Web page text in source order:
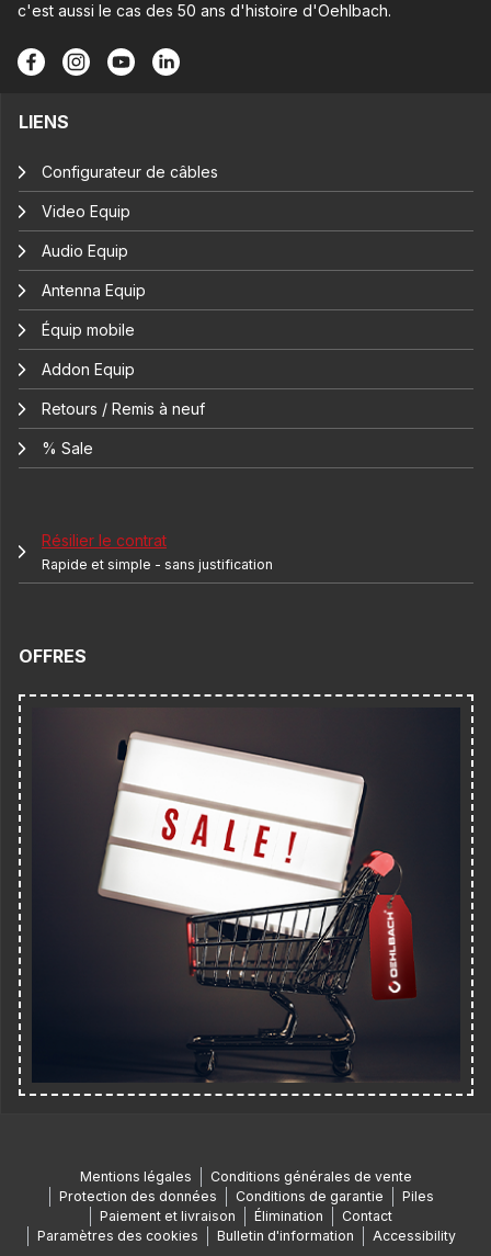
c'est aussi le cas des 50 ans d'histoire d'Oehlbach.
LIENS
Configurateur de câbles
Video Equip
Audio Equip
Antenna Equip
Équip mobile
Addon Equip
Retours / Remis à neuf
% Sale
Résilier le contrat
Rapide et simple - sans justification
OFFRES
Mentions légales
Conditions générales de vente
Protection des données
Conditions de garantie
Piles
Paiement et livraison
Élimination
Contact
Paramètres des cookies
Bulletin d'information Accessibility